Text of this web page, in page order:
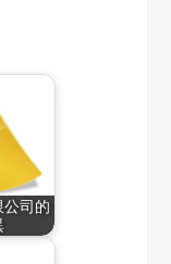
司的